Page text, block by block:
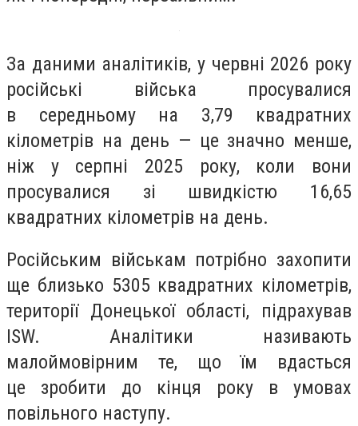
За даними аналітиків, у червні 2026 року
російські війська просувалися
в середньому на 3,79 квадратних
кілометрів на день — це значно менше,
ніж у серпні 2025 року, коли вони
просувалися зі швидкістю 16,65
квадратних кілометрів на день.
Російським військам потрібно захопити
ще близько 5305 квадратних кілометрів,
території Донецької області, підрахував
ISW. Аналітики називають
малоймовірним те, що їм вдасться
це зробити до кінця року в умовах
повільного наступу.